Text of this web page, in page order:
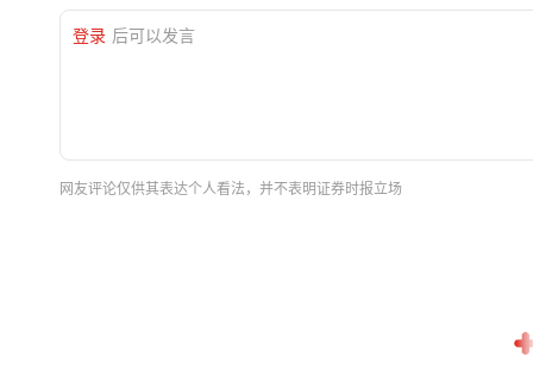
登录 后可以发言
网友评论仅供其表达个人看法，并不表明证券时报立场